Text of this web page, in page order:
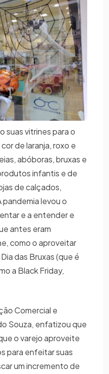
suas vitrines para o
de laranja, roxo e
abóboras, bruxas e
infantis e de
de calçados,
pandemia levou o
e a entender e
antes eram
como o aproveitar
das Bruxas (que é
a Black Friday,
Comercial e
Souza, enfatizou que
o varejo aproveite
para enfeitar suas
um incremento de